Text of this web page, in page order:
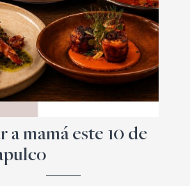
a mamá este 10 de